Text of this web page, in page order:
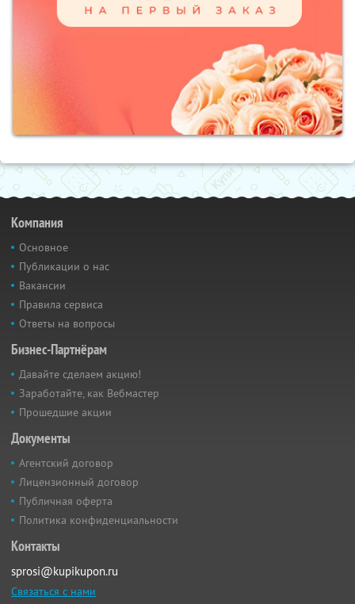
Компания
Основное
Публикации о нас
Вакансии
Правила сервиса
Ответы на вопросы
Бизнес-Партнёрам
Давайте сделаем акцию!
Заработайте, как Вебмастер
Прошедшие акции
Документы
Агентский договор
Лицензионный договор
Публичная оферта
Политика конфиденциальности
Контакты
sprosi@kupikupon.ru
Связаться с нами